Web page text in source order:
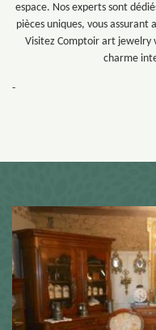
espace. Nos experts sont
pièces uniques, vous
Visitez Comptoir art jewelry
charme
-